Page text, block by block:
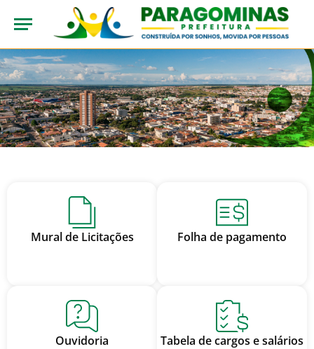
Mural de Licitações Folha de pagamento
Ouvidoria Tabela de cargos e salários